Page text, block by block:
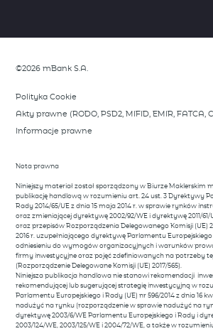
zobacz więcej
©2026 mBank S.A.
Polityka Cookie
Akty prawne (RODO, PSD2, MIFID, EMIR, FATCA,
Informacje prawne
Nota prawna
Niniejszy materiał został sporządzony w Biurze Maklerskim
publikację handlową w rozumieniu art. 24 ust. 3 Dyrektywy
Rady 2014/65/UE z dnia 15 maja 2014 r. w sprawie rynków
oraz zmieniającej dyrektywę 2002/92/WE i dyrektywę 2011/61/
oraz przepisów Rozporządzenia Delegowanego Komisji (UE)
2016 r. uzupełniającego dyrektywę Parlamentu Europejskiego
odniesieniu do wymogów organizacyjnych i warunków
firmy inwestycyjne oraz pojęć zdefiniowanych na potrzeby
(Rozporządzenie Delegowane Komisji (UE) 2017/565).
Niniejsza publikacja handlowa nie stanowi rekomendacji
rekomendującej lub sugerującej strategię inwestycyjną w
Parlamentu Europejskiego i Rady (UE) nr 596/2014 z dnia 16
nadużyć na rynku (rozporządzenie w sprawie nadużyć na
dyrektywę 2003/6/WE Parlamentu Europejskiego i Rady i
2003/124/WE, 2003/125/WE i 2004/72/WE, a także w